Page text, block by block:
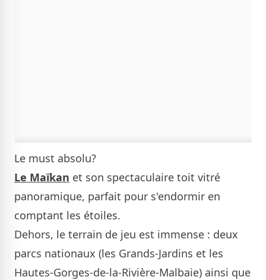
Le must absolu?
Le Maïkan et son spectaculaire toit vitré
panoramique, parfait pour s'endormir en
comptant les étoiles.
Dehors, le terrain de jeu est immense : deux
parcs nationaux (les Grands-Jardins et les
Hautes-Gorges-de-la-Rivière-Malbaie) ainsi que